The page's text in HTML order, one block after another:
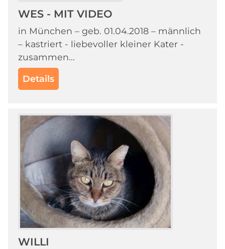
WES - MIT VIDEO
in München – geb. 01.04.2018 – männlich
– kastriert - liebevoller kleiner Kater -
zusammen...
Details
WILLI